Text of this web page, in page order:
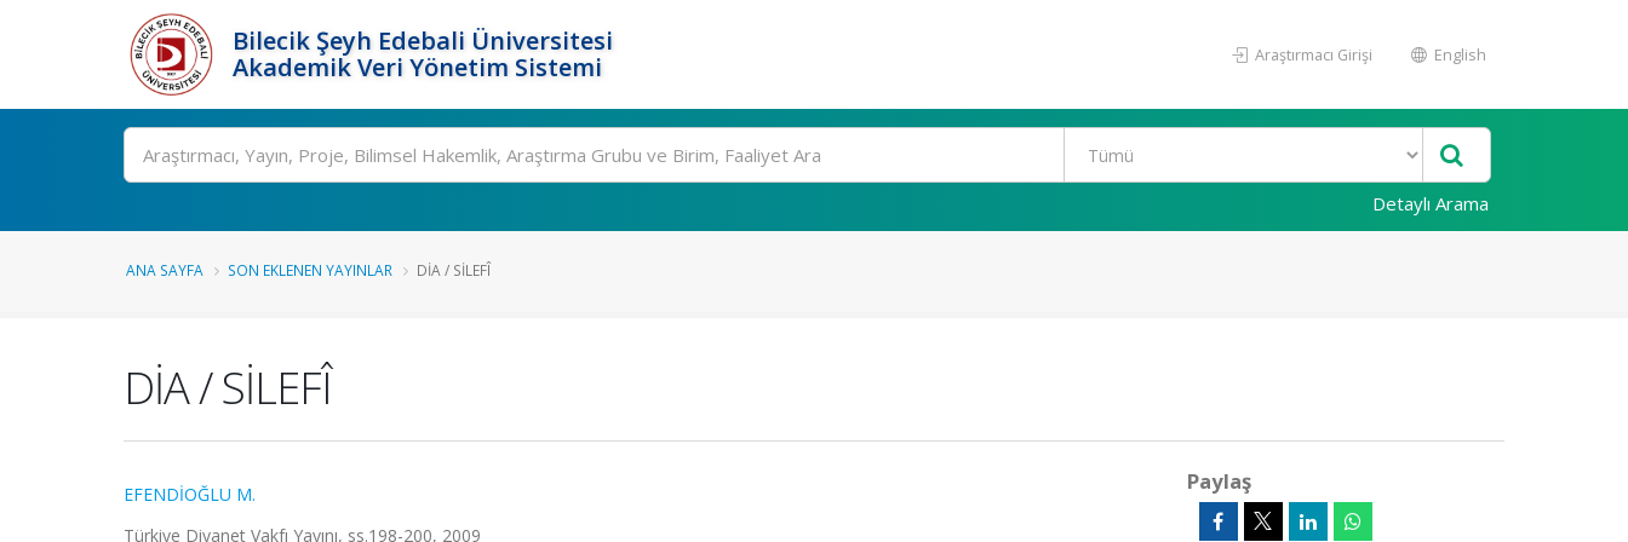
Bilecik Şeyh Edebali Üniversitesi
Akademik Veri Yönetim Sistemi
Araştırmacı Girişi English
Ara
Detaylı Arama
ANA SAYFA SON EKLENEN YAYINLAR DİA / SİLEFÎ
DİA / SİLEFÎ
EFENDİOĞLU M.
Türkiye Diyanet Vakfı Yayını, ss.198-200, 2009
Paylaş